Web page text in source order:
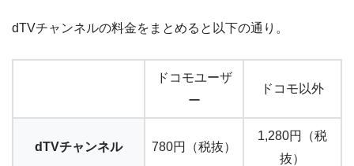
dTVチャンネルの料金をまとめると以下の通り。
ドコモユーザ
ー
ドコモ以外
dTVチャンネル 780円（税抜）
1,280円（税
抜）